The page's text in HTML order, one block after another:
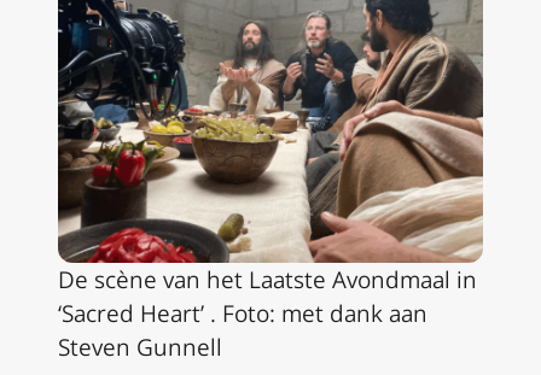
De scène van het Laatste Avondmaal in
‘Sacred Heart’ . Foto: met dank aan
Steven Gunnell